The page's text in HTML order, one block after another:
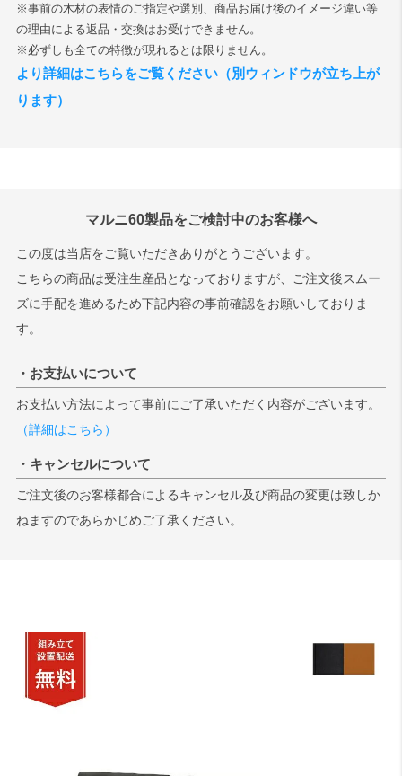
※事前の木材の表情のご指定や選別、商品お届け後のイメージ違い等
の理由による返品・交換はお受けできません。
※必ずしも全ての特徴が現れるとは限りません。
より詳細はこちらをご覧ください（別ウィンドウが立ち上が
ります）
マルニ60製品をご検討中のお客様へ
この度は当店をご覧いただきありがとうございます。
こちらの商品は受注生産品となっておりますが、ご注文後スムー
ズに手配を進めるため下記内容の事前確認をお願いしておりま
す。
・お支払いについて
お支払い方法によって事前にご了承いただく内容がございます。
（詳細はこちら）
・キャンセルについて
ご注文後のお客様都合によるキャンセル及び商品の変更は致しか
ねますのであらかじめご了承ください。